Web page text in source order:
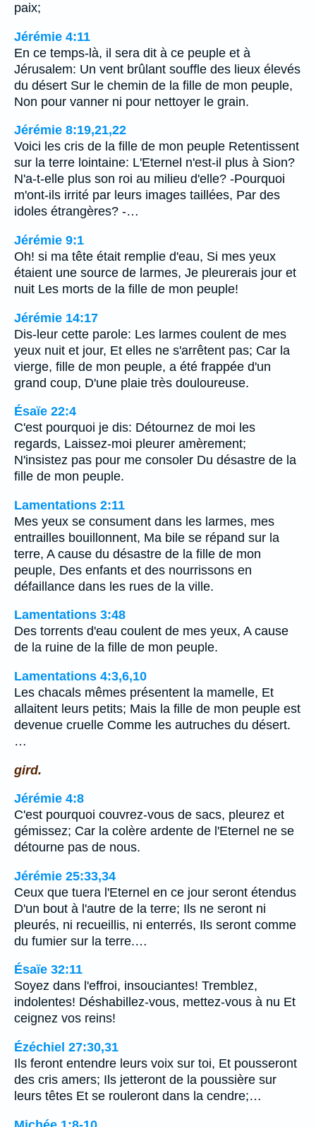
paix;
Jérémie 4:11
En ce temps-là, il sera dit à ce peuple et à
Jérusalem: Un vent brûlant souffle des lieux élevés
du désert Sur le chemin de la fille de mon peuple,
Non pour vanner ni pour nettoyer le grain.
Jérémie 8:19,21,22
Voici les cris de la fille de mon peuple Retentissent
sur la terre lointaine: L'Eternel n'est-il plus à Sion?
N'a-t-elle plus son roi au milieu d'elle? -Pourquoi
m'ont-ils irrité par leurs images taillées, Par des
idoles étrangères? -…
Jérémie 9:1
Oh! si ma tête était remplie d'eau, Si mes yeux
étaient une source de larmes, Je pleurerais jour et
nuit Les morts de la fille de mon peuple!
Jérémie 14:17
Dis-leur cette parole: Les larmes coulent de mes
yeux nuit et jour, Et elles ne s'arrêtent pas; Car la
vierge, fille de mon peuple, a été frappée d'un
grand coup, D'une plaie très douloureuse.
Ésaïe 22:4
C'est pourquoi je dis: Détournez de moi les
regards, Laissez-moi pleurer amèrement;
N'insistez pas pour me consoler Du désastre de la
fille de mon peuple.
Lamentations 2:11
Mes yeux se consument dans les larmes, mes
entrailles bouillonnent, Ma bile se répand sur la
terre, A cause du désastre de la fille de mon
peuple, Des enfants et des nourrissons en
défaillance dans les rues de la ville.
Lamentations 3:48
Des torrents d'eau coulent de mes yeux, A cause
de la ruine de la fille de mon peuple.
Lamentations 4:3,6,10
Les chacals mêmes présentent la mamelle, Et
allaitent leurs petits; Mais la fille de mon peuple est
devenue cruelle Comme les autruches du désert.
…
gird.
Jérémie 4:8
C'est pourquoi couvrez-vous de sacs, pleurez et
gémissez; Car la colère ardente de l'Eternel ne se
détourne pas de nous.
Jérémie 25:33,34
Ceux que tuera l'Eternel en ce jour seront étendus
D'un bout à l'autre de la terre; Ils ne seront ni
pleurés, ni recueillis, ni enterrés, Ils seront comme
du fumier sur la terre.…
Ésaïe 32:11
Soyez dans l'effroi, insouciantes! Tremblez,
indolentes! Déshabillez-vous, mettez-vous à nu Et
ceignez vos reins!
Ézéchiel 27:30,31
Ils feront entendre leurs voix sur toi, Et pousseront
des cris amers; Ils jetteront de la poussière sur
leurs têtes Et se rouleront dans la cendre;…